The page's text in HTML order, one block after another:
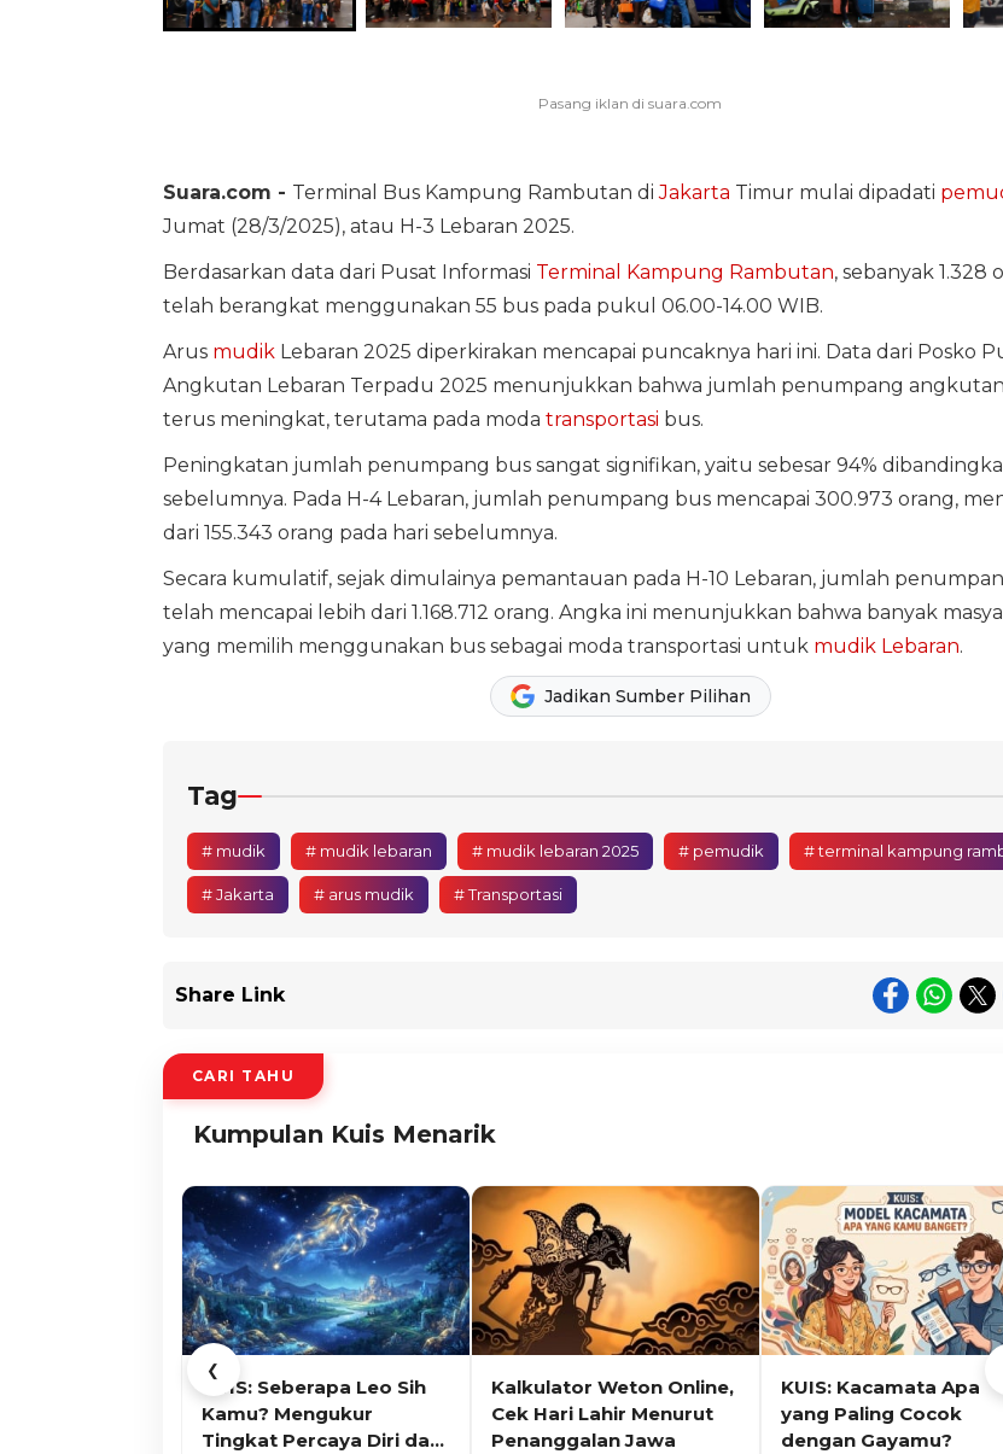
Suara.com - Terminal Bus Kampung Rambutan diJakarta Timur mulai dipadati
Jumat (28/3/2025), atau H-3 Lebaran 2025.
Berdasarkan data dari Pusat Informasi Terminal Kampung Rambutan, sebanyak 1.328
telah berangkat menggunakan 55 bus pada pukul 06.00-14.00 WIB.
Arus mudikLebaran 2025 diperkirakan mencapai puncaknya hari ini. Data dari Posko
Angkutan Lebaran Terpadu 2025 menunjukkan bahwa jumlah penumpang
terus meningkat, terutama pada moda transportasi bus.
Peningkatan jumlah penumpang bus sangat signifikan, yaitu sebesar 94%
sebelumnya. Pada H-4 Lebaran, jumlah penumpang bus mencapai 300.973 orang,
dari 155.343 orang pada hari sebelumnya.
Secara kumulatif, sejak dimulainya pemantauan pada H-10 Lebaran, jumlah
telah mencapai lebih dari 1.168.712 orang. Angka ini menunjukkan bahwa banyak
yang memilih menggunakan bus sebagai moda transportasi untuk mudik Lebaran.
Jadikan Sumber Pilihan
Tag
# mudik # mudik lebaran # mudik lebaran 2025 # pemudik # terminal kampung
# Jakarta # arus mudik # Transportasi
Share Link
CARI TAHU
Kumpulan Kuis Menarik
❮
KUIS: Seberapa Leo Sih
Kamu? Mengukur
Tingkat Percaya Diri dan
Kalkulator Weton Online,
Cek Hari Lahir Menurut
Penanggalan Jawa
KUIS: Kacamata Apa
yang Paling Cocok
dengan Gayamu?